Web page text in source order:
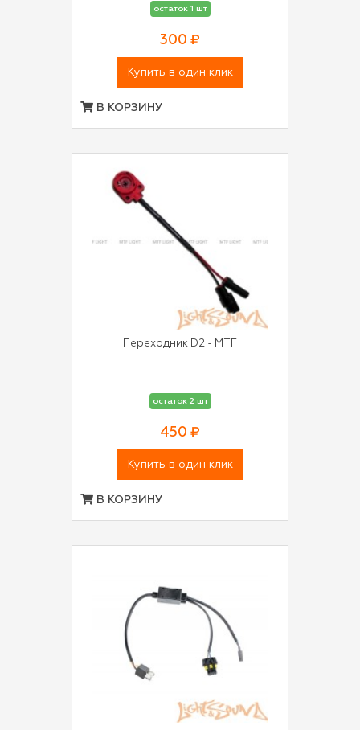
остаток 1 шт
300 ₽
Купить в один клик
В КОРЗИНУ
Переходник D2 - MTF
остаток 2 шт
450 ₽
Купить в один клик
В КОРЗИНУ